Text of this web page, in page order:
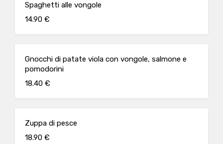
Spaghetti alle vongole
14.90 €
Gnocchi di patate viola con vongole, salmone e
pomodorini
18.40 €
Zuppa di pesce
18.90 €